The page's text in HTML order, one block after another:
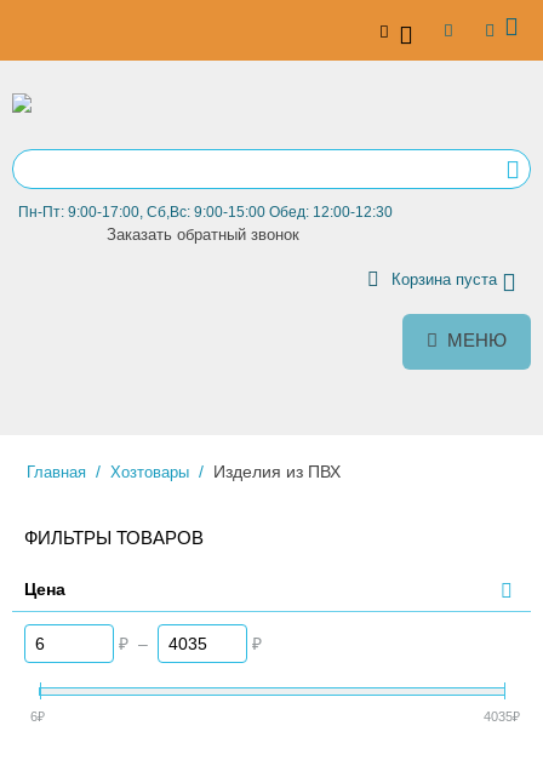
Пн-Пт: 9:00-17:00, Сб,Вс: 9:00-15:00 Обед: 12:00-12:30
Заказать обратный звонок
Корзина пуста
МЕНЮ
Главная / Хозтовары / Изделия из ПВХ
ФИЛЬТРЫ ТОВАРОВ
Цена
₽ – ₽
6₽ 4035₽